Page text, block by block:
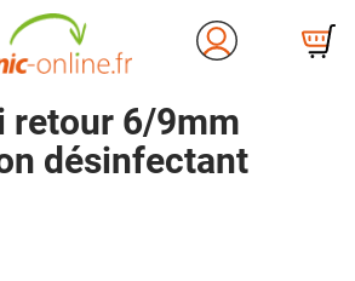
retour 6/9mm
désinfectant